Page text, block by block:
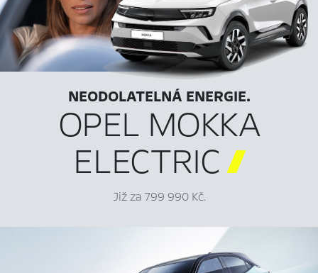
NEODOLATELNÁ ENERGIE.
OPEL MOKKA
ELECTRIC
Již za 799 990 Kč.